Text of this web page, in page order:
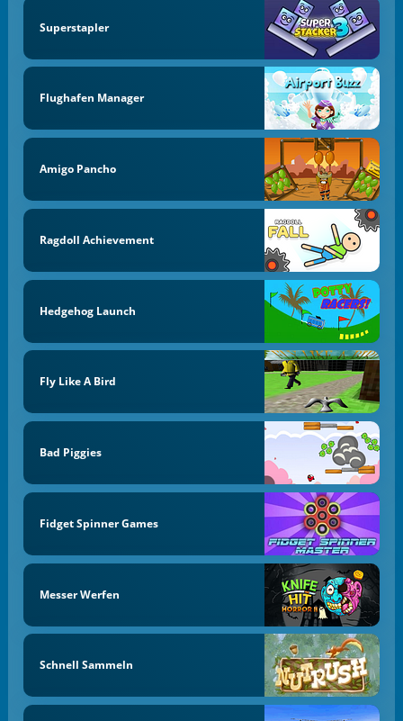
Superstapler
Flughafen Manager
Amigo Pancho
Ragdoll Achievement
Hedgehog Launch
Fly Like A Bird
Bad Piggies
Fidget Spinner Games
Messer Werfen
Schnell Sammeln